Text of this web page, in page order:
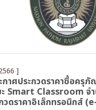
]
กาศประกวดราคาซื้อครุ
Smart Classroom จ
วดราคาอิเล็กทรอนิกส์